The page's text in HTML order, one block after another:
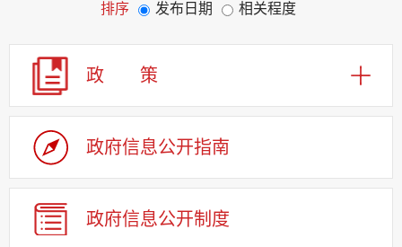
排序
发布日期 相关程度
政 策
政府信息公开指南
政府信息公开制度